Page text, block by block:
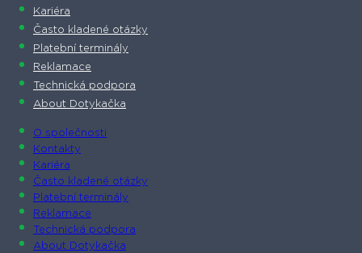
Kariéra
Často kladené otázky
Platební terminály
Reklamace
Technická podpora
About Dotykačka
O společnosti
Kontakty
Kariéra
Často kladené otázky
Platební terminály
Reklamace
Technická podpora
About Dotykačka